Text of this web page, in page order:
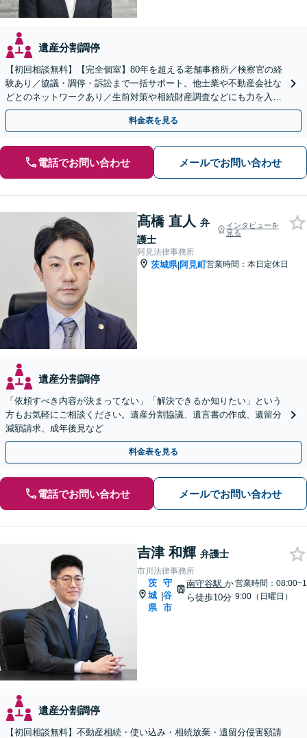
遺産分割調停
【初回相談無料】【完全個室】80年を超える老舗事務所／検察官の経
験あり／協議・調停・訴訟まで一括サポート。他士業や不動産会社な
どとのネットワークあり／生前対策や相続財産調査などにも力を入れ
ております【水戸駅15分】
料金表を見る
電話でお問い合わせ メールでお問い合わせ
髙橋 直人 弁
護士
インタビューを
見る
阿見法律事務所
茨城県|阿見町営業時間：本日定休日
遺産分割調停
「依頼すべき内容が決まってない」「解決できるか知りたい」という
方もお気軽にご相談ください。遺産分割協議、遺言書の作成、遺留分
減額請求、成年後見など
料金表を見る
電話でお問い合わせ メールでお問い合わせ
吉津 和輝 弁護士
市川法律事務所
茨
城
県
|
守
谷
市
南守谷駅か
ら徒歩10分
営業時間：08:00~1
9:00（日曜日）
遺産分割調停
【初回相談無料】不動産相続・使い込み・相続放棄・遺留分侵害額請